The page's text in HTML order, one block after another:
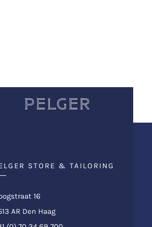
STORE & TAILORING
16
AR Den Haag